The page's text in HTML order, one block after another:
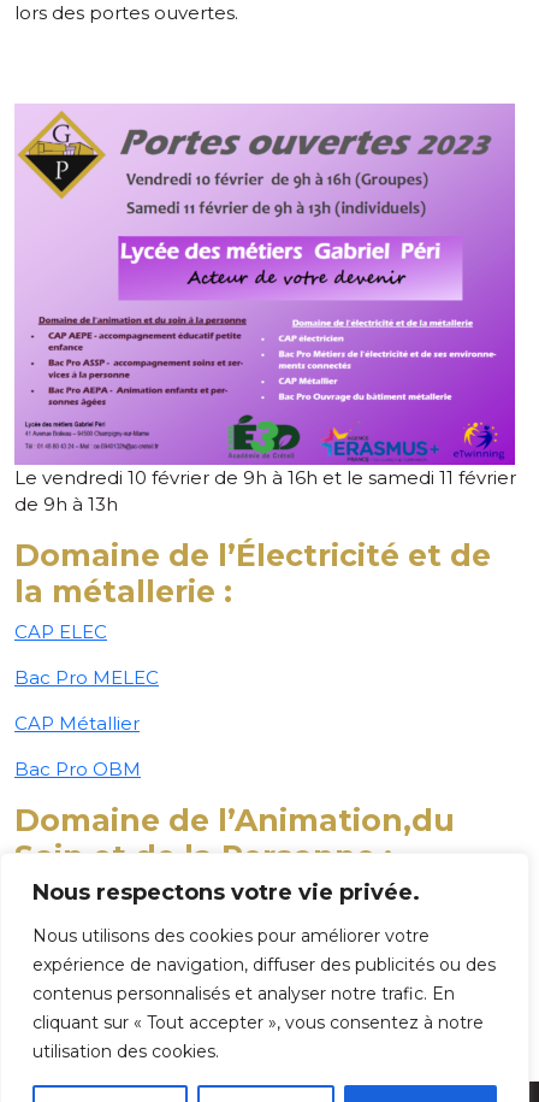
Nous respectons votre vie privée.
Nous utilisons des cookies pour améliorer votre
expérience de navigation, diffuser des publicités ou des
contenus personnalisés et analyser notre trafic. En
cliquant sur « Tout accepter », vous consentez à notre
utilisation des cookies.
lors des portes ouvertes.
Le vendredi 10 février de 9h à 16h et le samedi 11 février
de 9h à 13h
Domaine de l’Électricité et de
la métallerie :
CAP ELEC
Bac Pro MELEC
CAP Métallier
Bac Pro OBM
Domaine de l’Animation,du
Soin et de la Personne :
CAP AEPE
Bac Pro ASSP
Bac Pro AEPA